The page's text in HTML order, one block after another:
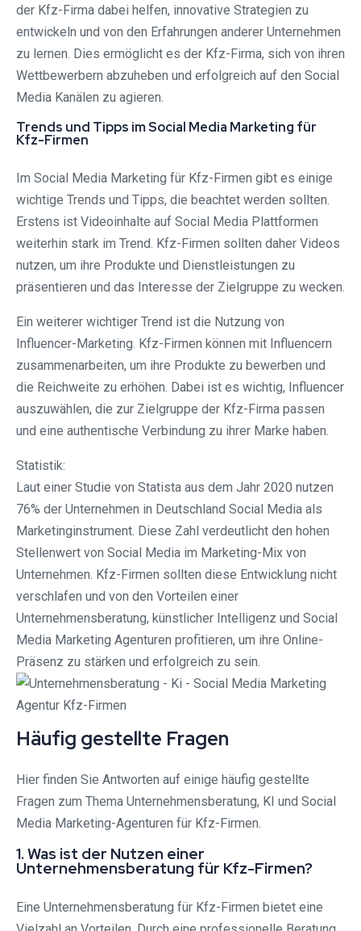
der Kfz-Firma dabei helfen, innovative Strategien zu
entwickeln und von den Erfahrungen anderer Unternehmen
zu lernen. Dies ermöglicht es der Kfz-Firma, sich von ihren
Wettbewerbern abzuheben und erfolgreich auf den Social
Media Kanälen zu agieren.
Trends und Tipps im Social Media Marketing für
Kfz-Firmen
Im Social Media Marketing für Kfz-Firmen gibt es einige
wichtige Trends und Tipps, die beachtet werden sollten.
Erstens ist Videoinhalte auf Social Media Plattformen
weiterhin stark im Trend. Kfz-Firmen sollten daher Videos
nutzen, um ihre Produkte und Dienstleistungen zu
präsentieren und das Interesse der Zielgruppe zu wecken.
Ein weiterer wichtiger Trend ist die Nutzung von
Influencer-Marketing. Kfz-Firmen können mit Influencern
zusammenarbeiten, um ihre Produkte zu bewerben und
die Reichweite zu erhöhen. Dabei ist es wichtig, Influencer
auszuwählen, die zur Zielgruppe der Kfz-Firma passen
und eine authentische Verbindung zu ihrer Marke haben.
Statistik:
Laut einer Studie von Statista aus dem Jahr 2020 nutzen
76% der Unternehmen in Deutschland Social Media als
Marketinginstrument. Diese Zahl verdeutlicht den hohen
Stellenwert von Social Media im Marketing-Mix von
Unternehmen. Kfz-Firmen sollten diese Entwicklung nicht
verschlafen und von den Vorteilen einer
Unternehmensberatung, künstlicher Intelligenz und Social
Media Marketing Agenturen profitieren, um ihre Online-
Präsenz zu stärken und erfolgreich zu sein.
Häufig gestellte Fragen
Hier finden Sie Antworten auf einige häufig gestellte
Fragen zum Thema Unternehmensberatung, KI und Social
Media Marketing-Agenturen für Kfz-Firmen.
1. Was ist der Nutzen einer
Unternehmensberatung für Kfz-Firmen?
Eine Unternehmensberatung für Kfz-Firmen bietet eine